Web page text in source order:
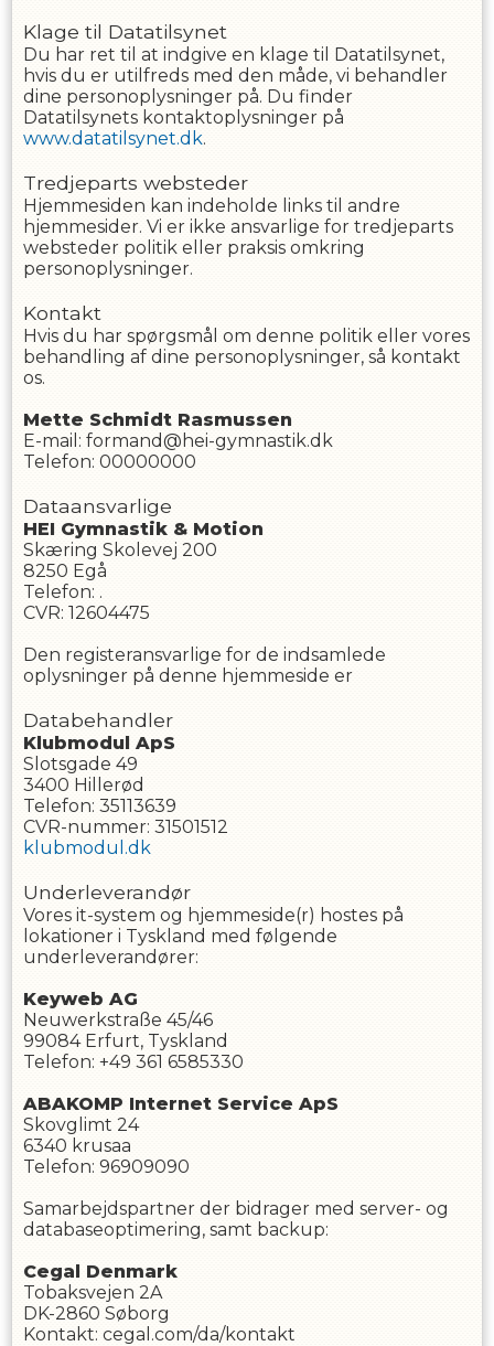
Klage til Datatilsynet
Du har ret til at indgive en klage til Datatilsynet,
hvis du er utilfreds med den måde, vi behandler
dine personoplysninger på. Du finder
Datatilsynets kontaktoplysninger på
www.datatilsynet.dk.
Tredjeparts websteder
Hjemmesiden kan indeholde links til andre
hjemmesider. Vi er ikke ansvarlige for tredjeparts
websteder politik eller praksis omkring
personoplysninger.
Kontakt
Hvis du har spørgsmål om denne politik eller vores
behandling af dine personoplysninger, så kontakt
os.
Mette Schmidt Rasmussen
E-mail : formand@hei-gymnastik.dk
Telefon: 00000000
Dataansvarlige
HEI Gymnastik & Motion
Skæring Skolevej 200
8250 Egå
Telefon: .
CVR: 12604475
Den registeransvarlige for de indsamlede
oplysninger på denne hjemmeside er
Databehandler
Klubmodul ApS
Slotsgade 49
3400 Hillerød
Telefon: 35113639
CVR-nummer: 31501512
klubmodul.dk
Underleverandør
Vores it-system og hjemmeside(r) hostes på
lokationer i Tyskland med følgende
underleverandører:
Keyweb AG
Neuwerkstraße 45/46
99084 Erfurt, Tyskland
Telefon: +49 361 6585330
ABAKOMP Internet Service ApS
Skovglimt 24
6340 krusaa
Telefon: 96909090
Samarbejdspartner der bidrager med server- og
databaseoptimering, samt backup:
Cegal Denmark
Tobaksvejen 2A
DK-2860 Søborg
Kontakt: cegal.com/da/kontakt